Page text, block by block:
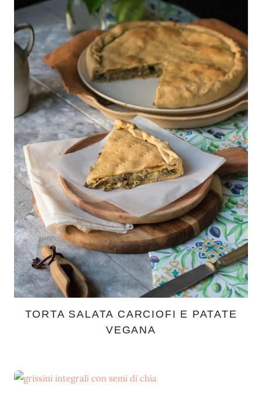
TORTA SALATA CARCIOFI E PATATE
VEGANA